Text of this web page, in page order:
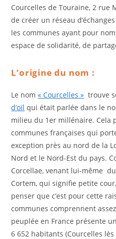
Courcelles de Touraine, 2 rue
de créer un réseau
les communes ayant pour
espace de solidarité, de
L’origine du nom :
Le nom« Courcelles » trouve
d’oïl qui était parlée dans le
milieu du 1er millénaire. Cela
communes françaises qui
exception près au nord de la
Nord et le Nord-Est du pays.
Corcellae, venant lui-même
Cortem, qui signifie petite
penser que c’est pour cette
communes comprennent
peuplée en France présente
6 652 habitants (Courcelles